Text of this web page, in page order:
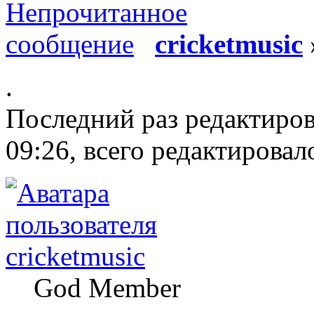
cricketmusic
.
Последний раз
09:26, всего
cricketmusic
God Member